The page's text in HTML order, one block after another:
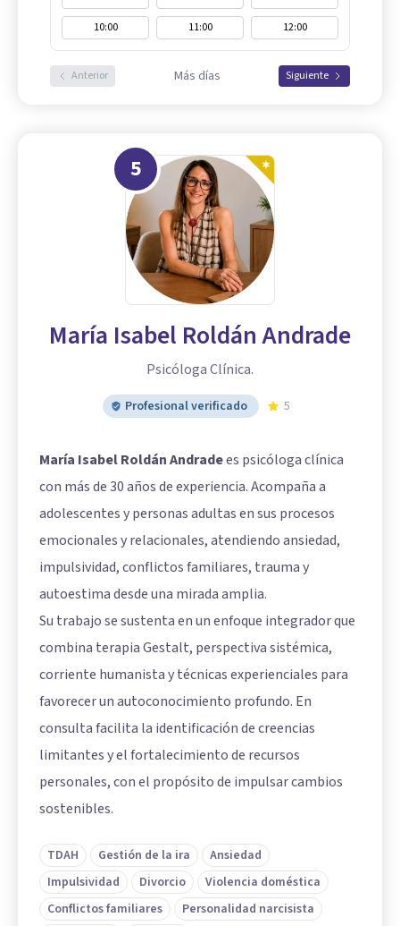
10:00
11:00 12:00
Anterior Más días Siguiente
5
María Isabel Roldán Andrade
Psicóloga Clínica.
Profesional verificado 5
María Isabel Roldán Andradees psicóloga clínica
con más de 30 años de experiencia. Acompaña a
adolescentes y personas adultas en sus procesos
emocionales y relacionales, atendiendo ansiedad,
impulsividad, conflictos familiares, trauma y
autoestima desde una mirada amplia.
Su trabajo se sustenta en un enfoque integrador que
combina terapia Gestalt, perspectiva sistémica,
corriente humanista y técnicas experienciales para
favorecer un autoconocimiento profundo. En
consulta facilita la identificación de creencias
limitantes y el fortalecimiento de recursos
personales, con el propósito de impulsar cambios
sostenibles.
TDAH Gestión de la ira
Ansiedad
Impulsividad
Divorcio
Violencia doméstica
Conflictos familiares
Personalidad narcisista